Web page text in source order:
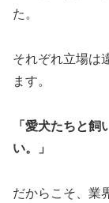
た。
それぞれ立場は
ます。
「愛犬たちと
い。」
だからこそ、業